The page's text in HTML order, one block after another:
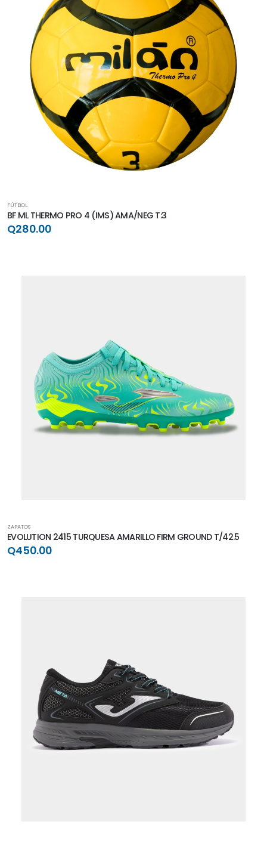
FÚTBOL
BF ML THERMO PRO 4 (IMS) AMA/NEG T:3
Q280.00
ZAPATOS
EVOLUTION 2415 TURQUESA AMARILLO FIRM GROUND T/42.5
Q450.00